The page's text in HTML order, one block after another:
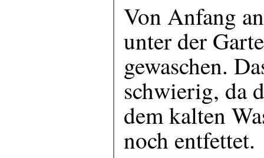
Von Anfang
unter der
gewaschen.
schwierig, da
dem kalten
noch entfettet.